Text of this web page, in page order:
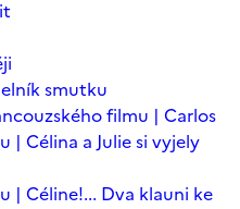
smutku
filmu | Carlos
| Célina a Julie si vyjely
| Céline!... Dva klauni ke